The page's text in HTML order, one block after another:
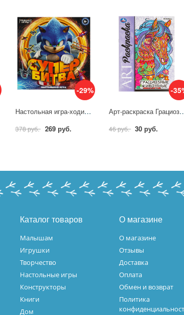
-29%
Настольная игра-ходилка Супербитва, 40 карточек Умные игры 4650250592211 (10)
378 руб. 269 руб.
-
Арт-раскраска Грациозные
46 руб. 30 руб.
Каталог товаров
Малышам
Игрушки
Творчество
Настольные игры
Конструкторы
Книги
Дом
О магазине
О магазине
Отзывы
Доставка
Оплата
Обмен и возврат
Политика